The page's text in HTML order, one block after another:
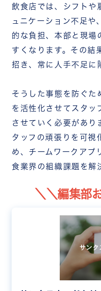
飲食店では、シフトや
ュニケーション不足や
的な負担、本部と現場
すくなります。その結
招き、常に人手不足に
そうした事態を防ぐた
を活性化させてスタッ
させていく必要があり
タッフの頑張りを可視
め、チームワークアプ
食業界の組織課題を解
＼＼編集部